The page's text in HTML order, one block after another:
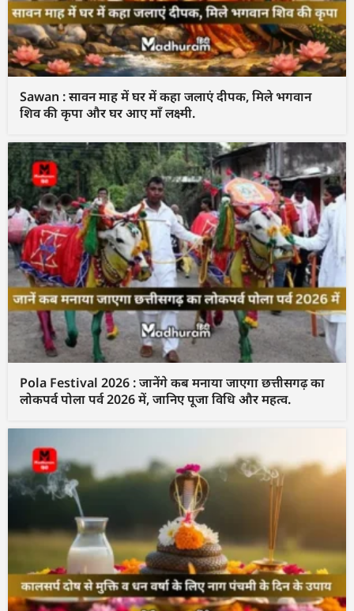
Sawan : सावन माह में घर में कहा जलाएं दीपक, मिले भगवान
शिव की कृपा और घर आए माँ लक्ष्मी.
Pola Festival 2026 : जानेंगे कब मनाया जाएगा छत्तीसगढ़ का
लोकपर्व पोला पर्व 2026 में, जानिए पूजा विधि और महत्व.